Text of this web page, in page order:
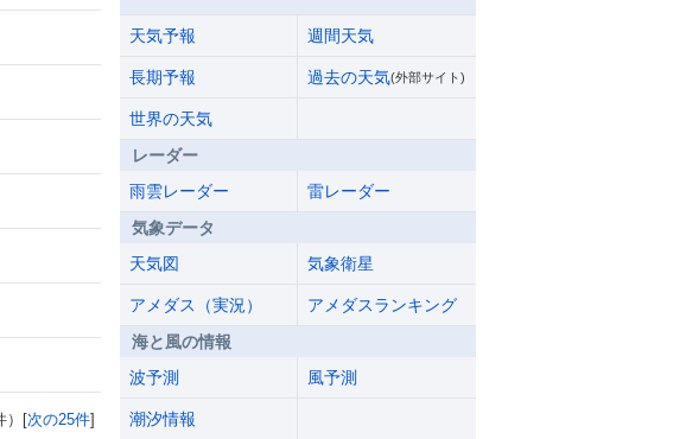
）[次の25件]
天気予報 週間天気
長期予報 過去の天気(外部サイト)
世界の天気
レーダー
雨雲レーダー
雷レーダー
気象データ
天気図
気象衛星
アメダス（実況）
アメダスランキング
海と風の情報
波予測
風予測
潮汐情報